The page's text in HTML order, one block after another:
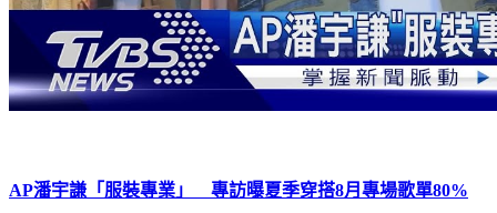
AP潘宇謙「服裝專業」 專訪曝夏季穿搭8月專場歌單80%